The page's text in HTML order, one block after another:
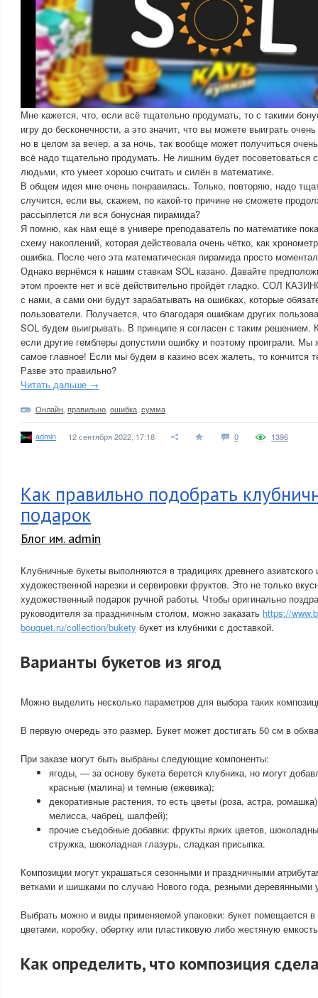
Мне кажется, что, если всё тщательно продумать, то с такими
игру до бесконечности, а это значит, что вы можете выиграть
но в целом за вечер, а за ночь, так вообще может получиться
всё надо тщательно продумать. Не лишним будет посоветоваться
людьми, кто умеет хорошо считать и силён в математике.
В общем идея мне очень понравилась. Только, повторяю, надо
случится, если вы, скажем, по какой-то причине не сможете
рассыплется ли вся бонусная пирамида?
Я помню, как нам ещё в универе преподаватель по математике
схему накоплений, которая действовала очень чётко, как
ошибка. После чего эта математическая пирамида просто
Однако вернёмся к нашим ставкам SOL казано. Давайте
этом проекте нет и всё действительно пройдёт гладко. СОЛ
с нами, а сами они будут зарабатывать на ошибках, которые
пользователи. Получается, что благодаря ошибкам других
SOL будем выигрывать. В принципе я согласен с таким решением.
если другие гемблеры допустили ошибку и поэтому проиграли.
самое главное! Если мы будем в казино всех жалеть, то кончится
Разве это правильно?
Читать дальше →
Онлайн правильно ошибка сумма
admin 12 сентября 2022, 17:18 0 1396
Как правильно подобрать
подарок
Блог им. admin
Клубничные букеты выполняются в традициях древнего азиатского
художественной нарезки и сервировки фруктов. Это не только
художественный подарок ручной работы. Чтобы оригинально
руководителя за праздничным столом, можно заказать https://
bouquet.ru/collection/bukety букет из клубники с доставкой.
Варианты букетов из ягод
Можно выделить несколько параметров для выбора таких
В первую очередь это размер. Букет может достигать 50 см в
При заказе могут быть выбраны следующие компоненты:
ягоды, — за основу букета берется клубника, но могут
красные (малина) и темные (ежевика);
декоративные растения, то есть цветы (роза, астра,
мелисса, чабрец, шалфей);
прочие съедобные добавки: фрукты ярких цветов,
стружка, шоколадная глазурь, сладкая присыпка.
Композиции могут украшаться сезонными и праздничными
ветками и шишками по случаю Нового года, резными деревянными
Выбрать можно и виды применяемой упаковки: букет помещается в
цветами, коробку, обертку или пластиковую либо жестяную
Как определить, что композиция